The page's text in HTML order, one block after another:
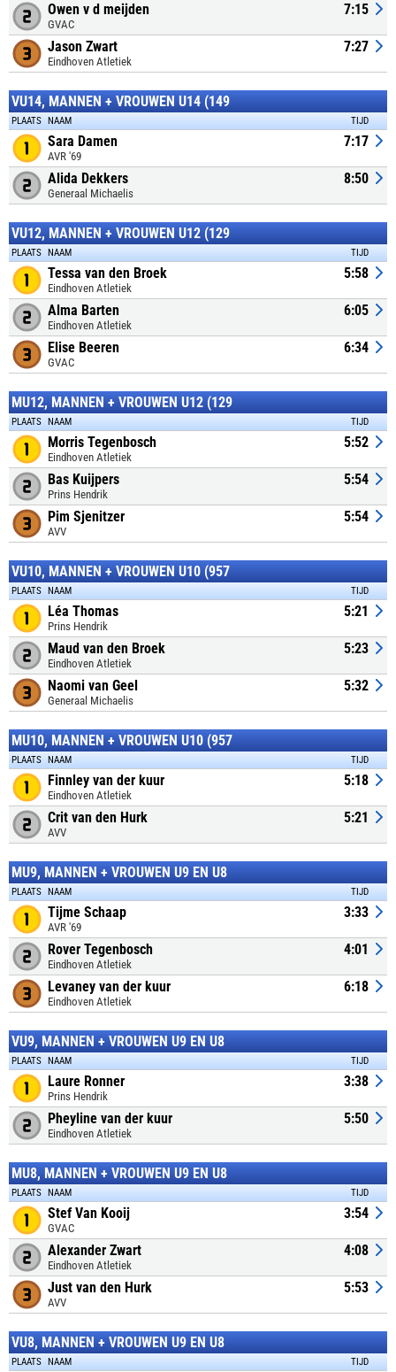
Owen v d meijden
GVAC
7:15
Jason Zwart
Eindhoven Atletiek
7:27
VU14, MANNEN + VROUWEN U14 (149
PLAATS NAAM TIJD
Sara Damen
AVR '69
7:17
Alida Dekkers
Generaal Michaelis
8:50
VU12, MANNEN + VROUWEN U12 (129
PLAATS NAAM TIJD
Tessa van den Broek
Eindhoven Atletiek
5:58
Alma Barten
Eindhoven Atletiek
6:05
Elise Beeren
GVAC
6:34
MU12, MANNEN + VROUWEN U12 (129
PLAATS NAAM TIJD
Morris Tegenbosch
Eindhoven Atletiek
5:52
Bas Kuijpers
Prins Hendrik
5:54
Pim Sjenitzer
AVV
5:54
VU10, MANNEN + VROUWEN U10 (957
PLAATS NAAM TIJD
Léa Thomas
Prins Hendrik
5:21
Maud van den Broek
Eindhoven Atletiek
5:23
Naomi van Geel
Generaal Michaelis
5:32
MU10, MANNEN + VROUWEN U10 (957
PLAATS NAAM TIJD
Finnley van der kuur
Eindhoven Atletiek
5:18
Crit van den Hurk
AVV
5:21
MU9, MANNEN + VROUWEN U9 EN U8
PLAATS NAAM TIJD
Tijme Schaap
AVR '69
3:33
Rover Tegenbosch
Eindhoven Atletiek
4:01
Levaney van der kuur
Eindhoven Atletiek
6:18
VU9, MANNEN + VROUWEN U9 EN U8
PLAATS NAAM TIJD
Laure Ronner
Prins Hendrik
3:38
Pheyline van der kuur
Eindhoven Atletiek
5:50
MU8, MANNEN + VROUWEN U9 EN U8
PLAATS NAAM TIJD
Stef Van Kooij
GVAC
3:54
Alexander Zwart
Eindhoven Atletiek
4:08
Just van den Hurk
AVV
5:53
VU8, MANNEN + VROUWEN U9 EN U8
PLAATS NAAM TIJD